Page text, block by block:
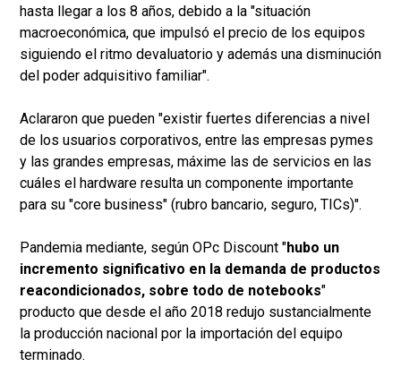
hasta llegar a los 8 años, debido a la "situación
macroeconómica, que impulsó el precio de los equipos
siguiendo el ritmo devaluatorio y además una disminución
del poder adquisitivo familiar".
Aclararon que pueden "existir fuertes diferencias a nivel
de los usuarios corporativos, entre las empresas pymes
y las grandes empresas, máxime las de servicios en las
cuáles el hardware resulta un componente importante
para su "core business" (rubro bancario, seguro, TICs)".
Pandemia mediante, según OPc Discount "hubo un
incremento significativo en la demanda de productos
reacondicionados, sobre todo de notebooks"
producto que desde el año 2018 redujo sustancialmente
la producción nacional por la importación del equipo
terminado.